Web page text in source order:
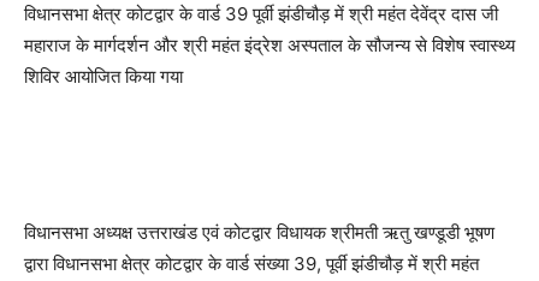
विधानसभा क्षेत्र कोटद्वार के वार्ड 39 पूर्वी झंडीचौड़ में श्री महंत देवेंद्र दास जी
महाराज के मार्गदर्शन और श्री महंत इंद्रेश अस्पताल के सौजन्य से विशेष स्वास्थ्य
शिविर आयोजित किया गया
विधानसभा अध्यक्ष उत्तराखंड एवं कोटद्वार विधायक श्रीमती ऋतु खण्डूडी भूषण
द्वारा विधानसभा क्षेत्र कोटद्वार के वार्ड संख्या 39, पूर्वी झंडीचौड़ में श्री महंत